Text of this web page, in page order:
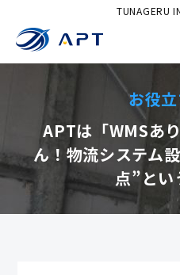
TUNAGERU
お役
APTは「WMSあ
ん！物流システム
点”とい